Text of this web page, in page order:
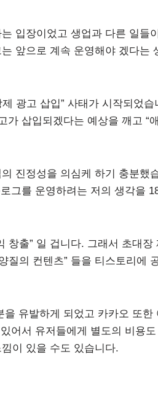
입장이었고 생업과 다른 일들
앞으로 계속 운영해야 겠다는
광고 삽입” 사태가 시작되었습
삽입되겠다는 예상을 깨고 “
진정성을 의심케 하기 충분했
그를 운영하려는 저의 생각을
창출” 일 겁니다. 그래서 초대장
질의 컨텐츠” 들을 티스토리에
유발하게 되었고 카카오 또한
어서 유저들에게 별도의 비용
이 있을 수도 있습니다.